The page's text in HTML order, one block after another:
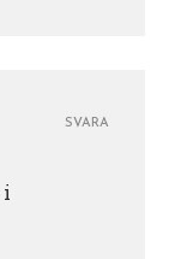
i
SVARA